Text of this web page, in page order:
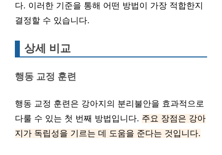
다. 이러한 기준을 통해 어떤 방법이 가장 적합한지
결정할 수 있습니다.
상세 비교
행동 교정 훈련
행동 교정 훈련은 강아지의 분리불안을 효과적으로
다룰 수 있는 첫 번째 방법입니다. 주요 장점은 강아
지가 독립성을 기르는 데 도움을 준다는 것입니다.